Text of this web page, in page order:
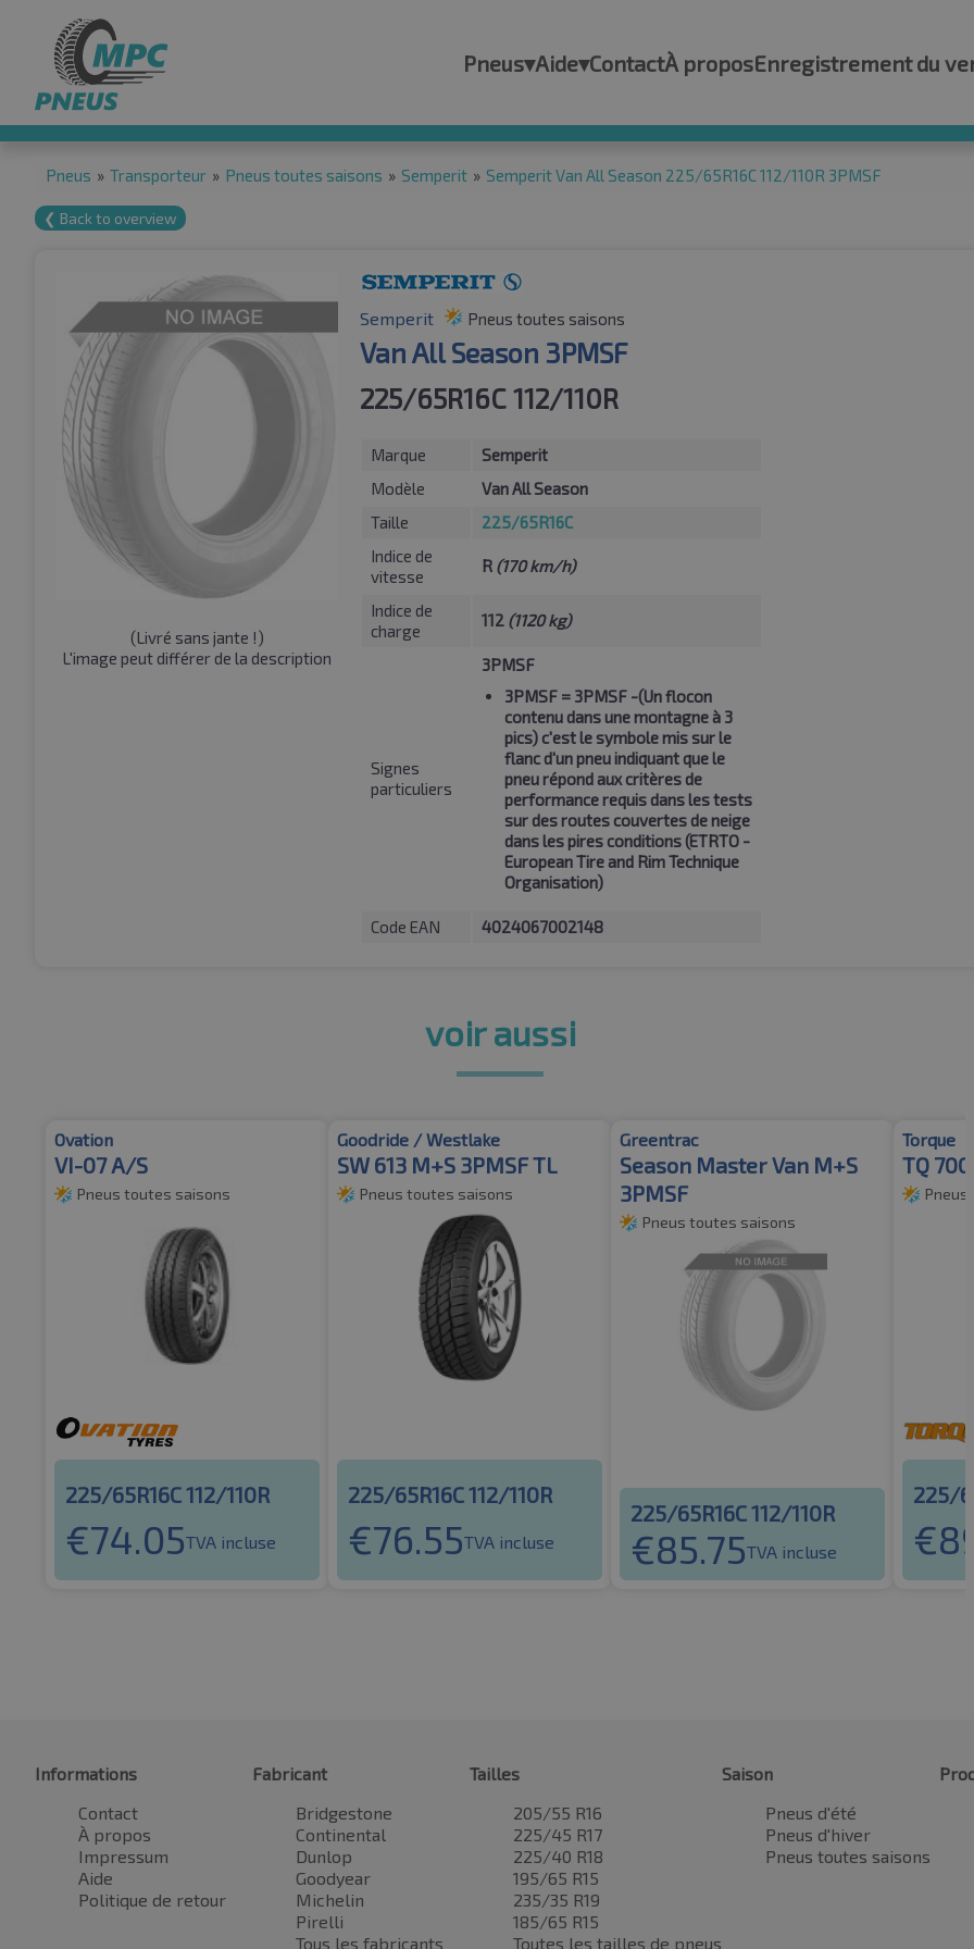
Pneus▾Aide▾ContactÀ proposEnregistrement du
Pneus » Transporteur » Pneus toutes saisons » Semperit » Semperit Van All Season 225/65R16C 112/110R 3PMSF
❮ Back to overview
(Livré sans jante !)
L'image peut différer de la description
Semperit Pneus toutes saisons
Van All Season 3PMSF
225/65R16C 112/110R
Marque
Semperit
Modèle
Van All Season
Taille
225/65R16C
Indice de
vitesse
R (170 km/h)
Indice de
charge
112 (1120 kg)
Signes
particuliers
3PMSF
3PMSF= 3PMSF -(Un flocon
contenu dans une montagne à 3
pics) c'est le symbole mis sur le
flanc d'un pneu indiquant que le
pneu répond aux critères de
performance requis dans les tests
sur des routes couvertes de neige
dans les pires conditions (ETRTO -
European Tire and Rim Technique
Organisation)
Code EAN 4024067002148
voir aussi
Ovation
VI-07 A/S
Pneus toutes saisons
225/65R16C 112/110R
€74.05TVA incluse
Goodride / Westlake
SW 613 M+S 3PMSF TL
Pneus toutes saisons
225/65R16C 112/110R
€76.55TVA incluse
Greentrac
Season Master Van M+S
3PMSF
Pneus toutes saisons
225/65R16C 112/110R
€85.75TVA incluse
Torque
TQ
Pneus
225/
€
Informations
Contact
À propos
Impressum
Aide
Politique de retour
Fabricant
Bridgestone
Continental
Dunlop
Goodyear
Michelin
Pirelli
Tous les fabricants
Tailles
205/55 R16
225/45 R17
225/40 R18
195/65 R15
235/35 R19
185/65 R15
Toutes les tailles de pneus
Saison
Pneus d'été
Pneus d'hiver
Pneus toutes saisons